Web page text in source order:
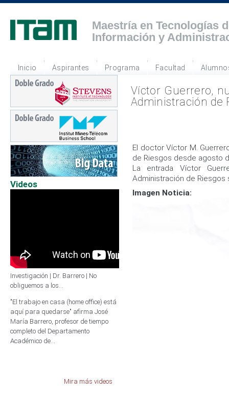
Maestría en Tecnologías
Información y
Inicio Aspirantes Programa Facultad
Víctor Guerrero,
Administración de
El doctor Víctor M.
de Riesgos desde agosto
La entrada Víctor
Administración de Riesgos
Imagen Noticia:
Videos
Investigación | Dr. Barrero | No
obliguemos a los...
"El trabajo en casa (home office) está
aquí para quedarse" afirma José
María Barrero, profesor de tiempo
completo del Departamento
Académico de...
Mira más videos